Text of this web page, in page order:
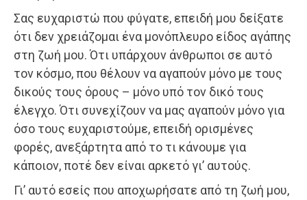
Σας ευχαριστώ που φύγατε, επειδή μου δείξατε
ότι δεν χρειάζομαι ένα μονόπλευρο είδος αγάπης
στη ζωή μου. Ότι υπάρχουν άνθρωποι σε αυτό
τον κόσμο, που θέλουν να αγαπούν μόνο με τους
δικούς τους όρους – μόνο υπό τον δικό τους
έλεγχο. Ότι συνεχίζουν να μας αγαπούν μόνο για
όσο τους ευχαριστούμε, επειδή ορισμένες
φορές, ανεξάρτητα από το τι κάνουμε για
κάποιον, ποτέ δεν είναι αρκετό γι’ αυτούς.
Γι’ αυτό εσείς που αποχωρήσατε από τη ζωή μου,